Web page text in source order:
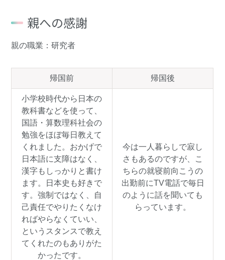
親への感謝
親の職業：研究者
帰国前 帰国後
小学校時代から日本の
教科書などを使って、
国語・算数理科社会の
勉強をほぼ毎日教えて
くれました。おかげで
日本語に支障はなく、
漢字もしっかりと書け
ます。日本史も好きで
す。強制ではなく、自
己責任でやりたくなけ
ればやらなくていい、
というスタンスで教え
てくれたのもありがた
かったです。
今は一人暮らしで寂し
さもあるのですが、こ
ちらの就寝前向こうの
出勤前にTV電話で毎日
のように話を聞いても
らっています。